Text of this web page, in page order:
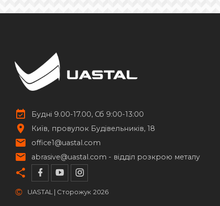
Будні 9.00-17.00, Сб 9:00-13:00
Київ
провулок Будівельників, 18
office1@uastal.com
abrasive@uastal.com - відділ розкрою металу
© UASTAL | Сторожук 2026